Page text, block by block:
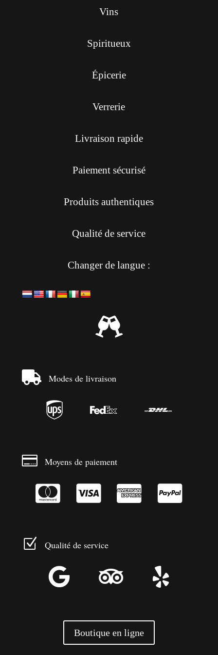
Vins
Spiritueux
Épicerie
Verrerie
Livraison rapide
Paiement sécurisé
Produits authentiques
Qualité de service
Changer de langue :

 Modes de livraison
  
 Moyens de paiement
   
Z Qualité de service
  
Boutique en ligne